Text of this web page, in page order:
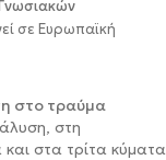
σε Eυρωπαϊκή
στο τραύμα
στη
και στα τρίτα κύματα